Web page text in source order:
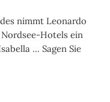
nimmt Leonardo
Hotels ein
… Sagen Sie